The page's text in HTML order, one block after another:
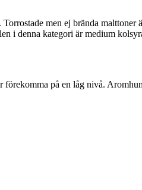
men ej brända
i denna kategori är medium
på en låg nivå.